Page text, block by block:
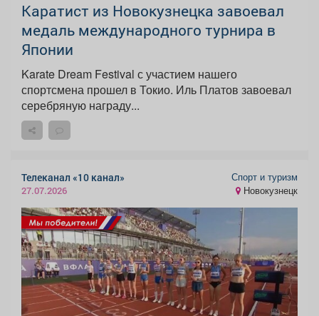
Каратист из Новокузнецка завоевал
медаль международного турнира в
Японии
Karate Dream Festival с участием нашего
спортсмена прошел в Токио. Иль Платов завоевал
серебряную награду...
Телеканал «10 канал»
27.07.2026
Спорт и туризм
Новокузнецк